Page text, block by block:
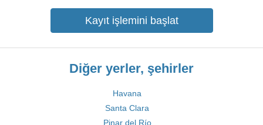
Kayıt işlemini başlat
Diğer yerler, şehirler
Havana
Santa Clara
Pinar del Río